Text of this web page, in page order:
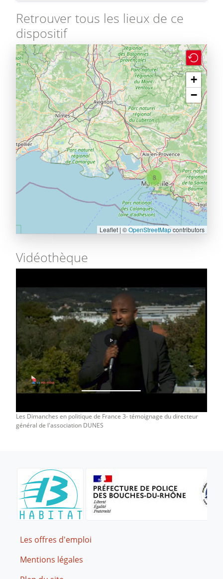
Retrouver tous les lieux de ce
dispositif
8
+
−
Leaflet | ©OpenStreetMapcontributors
Vidéothèque
Les Dimanches en politique de France 3- témoignage du directeur
général de l'association DUNES
Footer
Les offres d'emploi
Mentions légales